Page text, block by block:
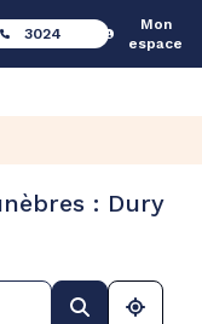
3024
Mon
espace
: Dury